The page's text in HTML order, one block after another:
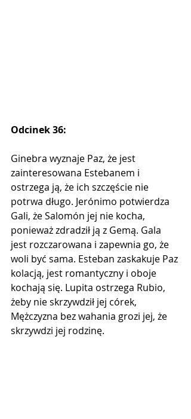
Odcinek 36:
Ginebra wyznaje Paz, że jest
zainteresowana Estebanem i
ostrzega ją, że ich szczęście nie
potrwa długo. Jerónimo potwierdza
Gali, że Salomón jej nie kocha,
ponieważ zdradził ją z Gemą. Gala
jest rozczarowana i zapewnia go, że
woli być sama. Esteban zaskakuje Paz
kolacją, jest romantyczny i oboje
kochają się. Lupita ostrzega Rubio,
żeby nie skrzywdził jej córek,
Mężczyzna bez wahania grozi jej, że
skrzywdzi jej rodzinę.